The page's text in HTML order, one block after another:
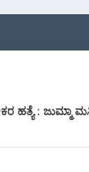
ಹತ್ಯೆ : ಜುಮ್ಮಾ